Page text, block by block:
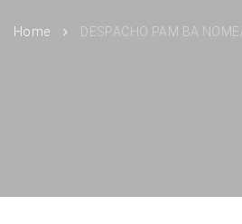
Home DESPACHO PAM BA